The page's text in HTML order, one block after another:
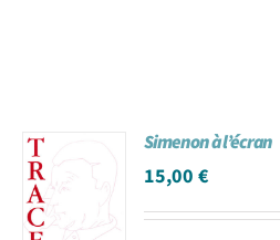
Simenon à l’écran
15,00€